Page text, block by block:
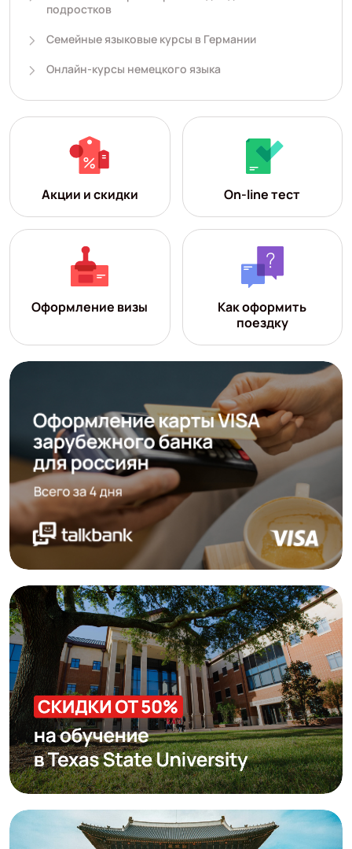
подростков
Семейные языковые курсы в Германии
Онлайн-курсы немецкого языка
Акции и скидки On-line тест
Оформление визы
Как оформить
поездку